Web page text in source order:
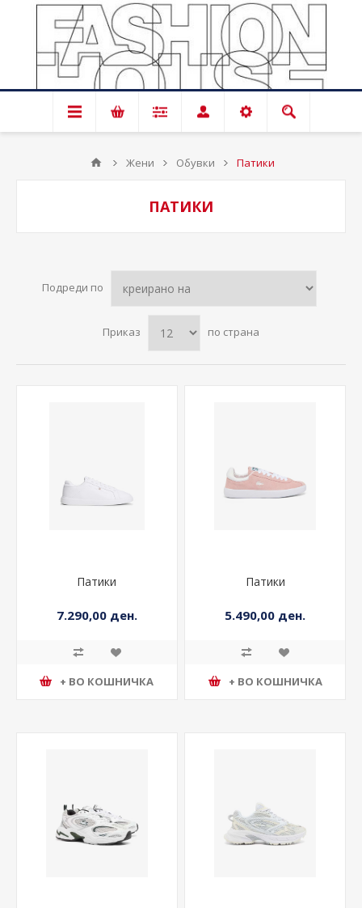
Жени Обувки Патики
ПАТИКИ
Подреди по
Приказ по страна
Патики
7.290,00 ден.
+ ВО КОШНИЧКА
Патики
5.490,00 ден.
+ ВО КОШНИЧКА